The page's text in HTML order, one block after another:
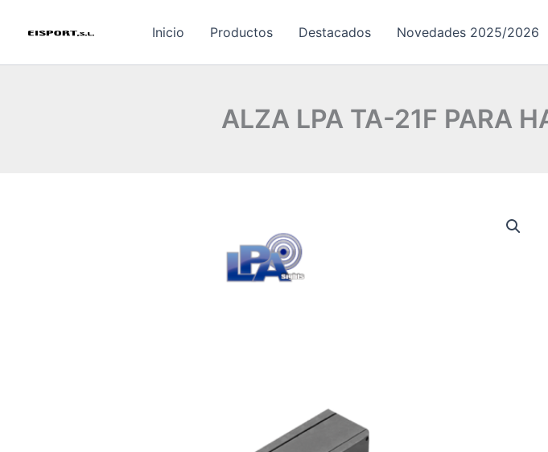
Inicio Productos Destacados Novedades 2025/2026
ALZA LPA TA-21F PARA